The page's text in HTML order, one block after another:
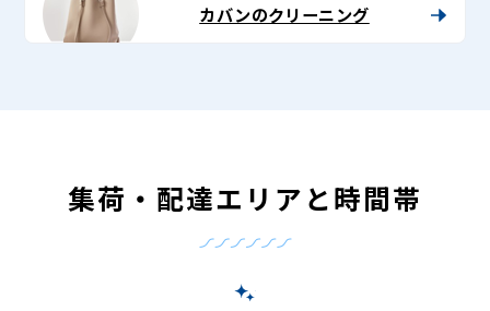
カバンのクリーニング
集荷・配達エリアと時間帯